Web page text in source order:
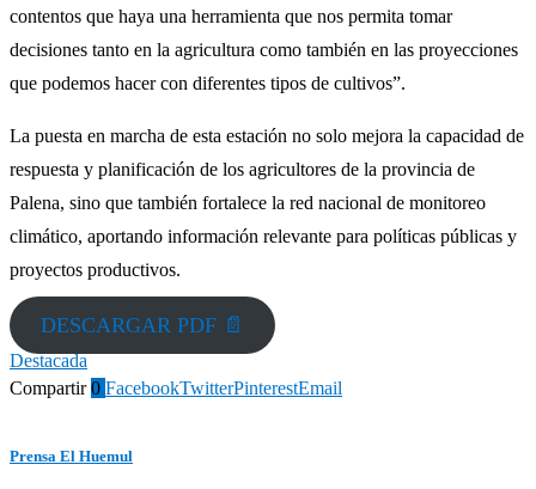
contentos que haya una herramienta que nos permita tomar
decisiones tanto en la agricultura como también en las proyecciones
que podemos hacer con diferentes tipos de cultivos”.
La puesta en marcha de esta estación no solo mejora la capacidad de
respuesta y planificación de los agricultores de la provincia de
Palena, sino que también fortalece la red nacional de monitoreo
climático, aportando información relevante para políticas públicas y
proyectos productivos.
DESCARGAR PDF 📄
Destacada
Compartir 0 FacebookTwitterPinterestEmail
Prensa El Huemul